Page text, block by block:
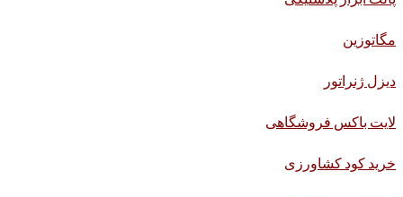
مگاتوزین
دیزل ژنراتور
لایت باکس فروشگاهی
خرید کود کشاورزی